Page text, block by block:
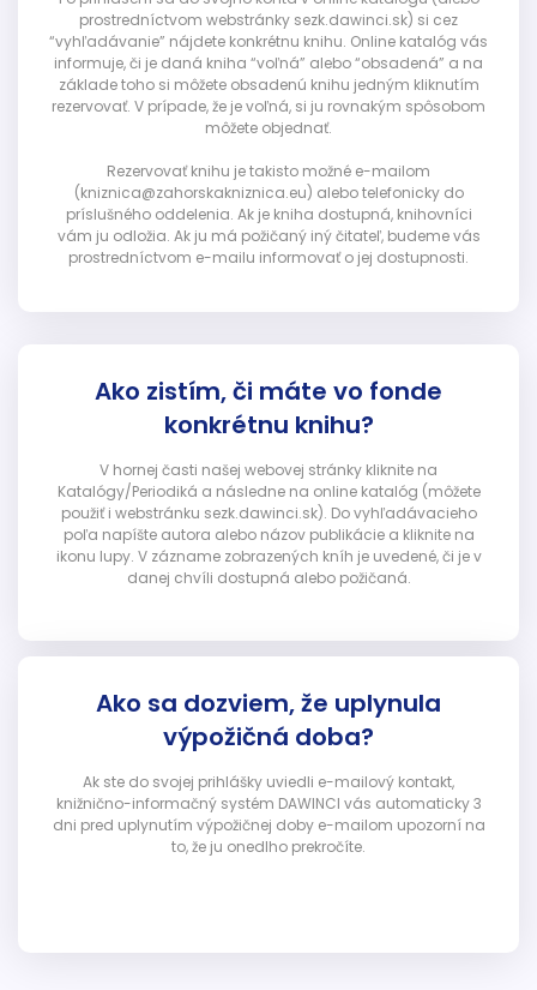
prostredníctvom webstránky sezk.dawinci.sk) si cez
“vyhľadávanie” nájdete konkrétnu knihu. Online katalóg vás
informuje, či je daná kniha “voľná” alebo “obsadená” a na
základe toho si môžete obsadenú knihu jedným kliknutím
rezervovať. V prípade, že je voľná, si ju rovnakým spôsobom
môžete objednať.
Rezervovať knihu je takisto možné e-mailom
(kniznica@zahorskakniznica.eu) alebo telefonicky do
príslušného oddelenia. Ak je kniha dostupná, knihovníci
vám ju odložia. Ak ju má požičaný iný čitateľ, budeme vás
prostredníctvom e-mailu informovať o jej dostupnosti.
Ako zistím, či máte vo fonde
konkrétnu knihu?
V hornej časti našej webovej stránky kliknite na
Katalógy/Periodiká a následne na online katalóg (môžete
použiť i webstránku sezk.dawinci.sk). Do vyhľadávacieho
poľa napíšte autora alebo názov publikácie a kliknite na
ikonu lupy. V zázname zobrazených kníh je uvedené, či je v
danej chvíli dostupná alebo požičaná.
Ako sa dozviem, že uplynula
výpožičná doba?
Ak ste do svojej prihlášky uviedli e-mailový kontakt,
knižnično-informačný systém DAWINCI vás automaticky 3
dni pred uplynutím výpožičnej doby e-mailom upozorní na
to, že ju onedlho prekročíte.